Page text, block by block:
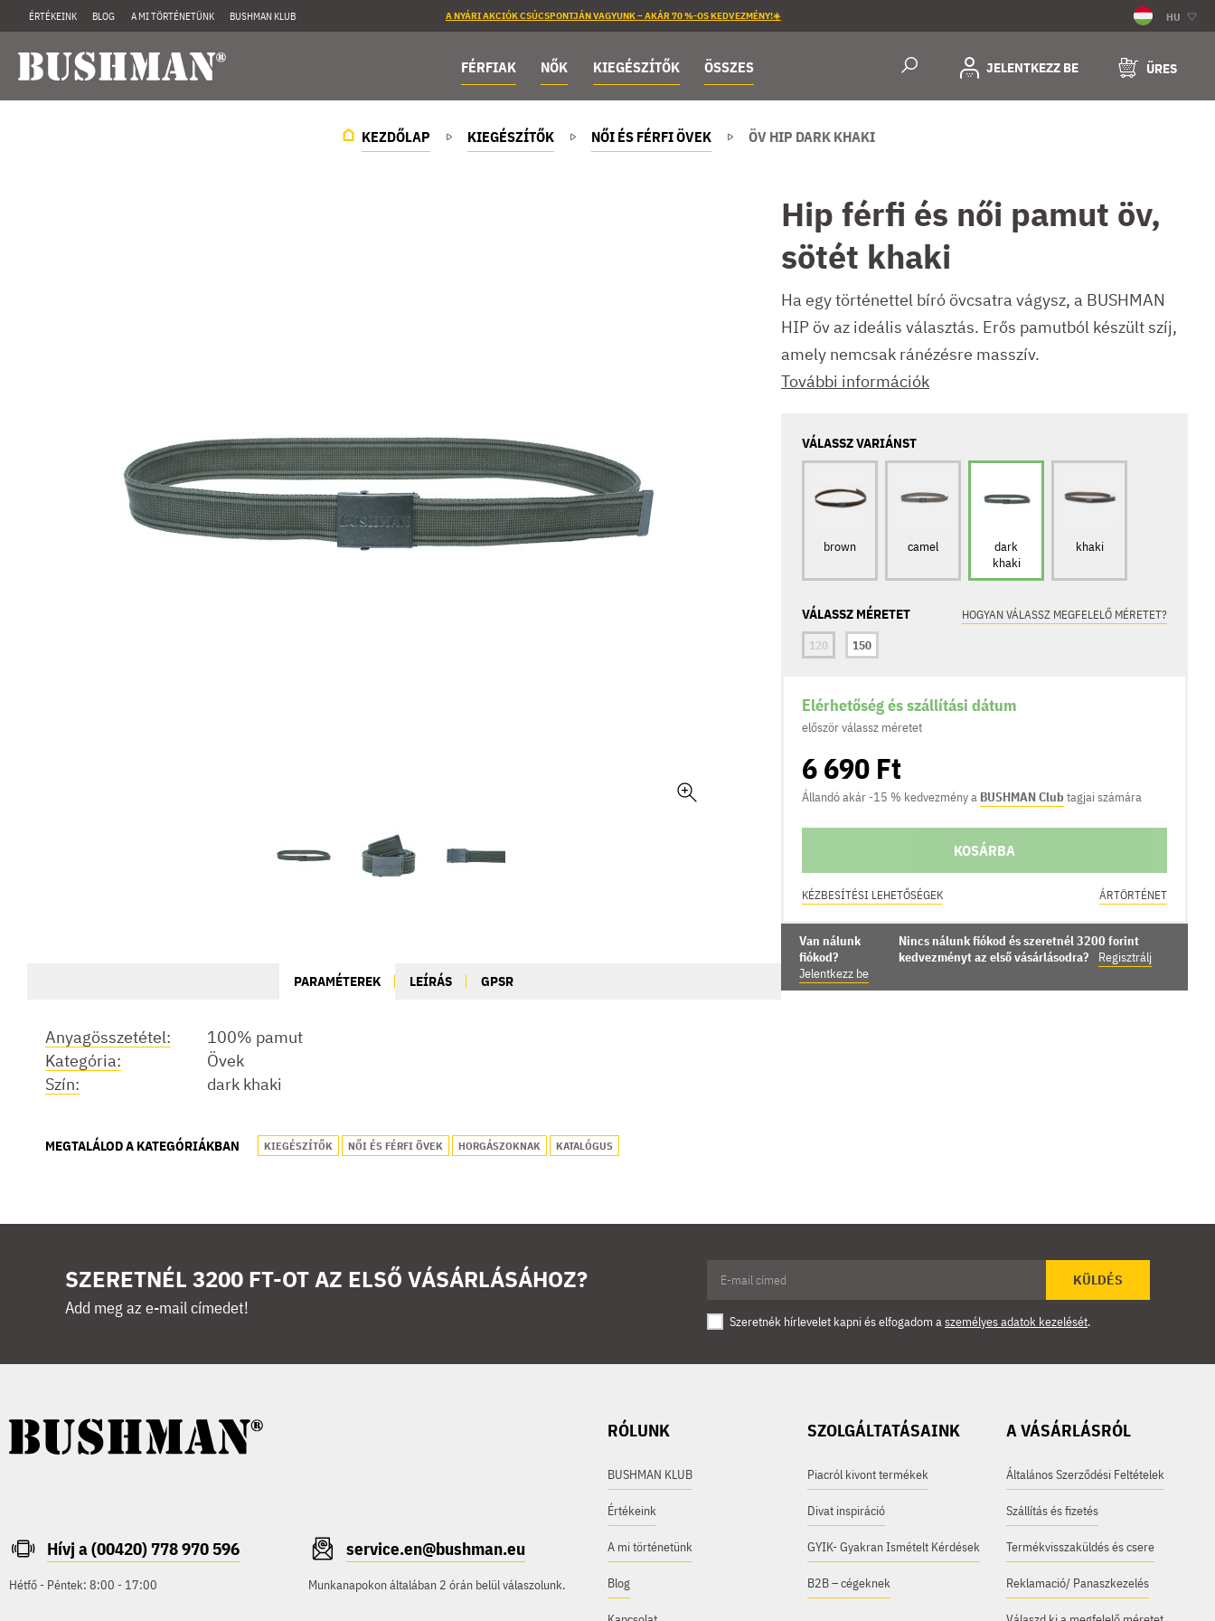
ÉRTÉKEINK BLOG A MI TÖRTÉNETÜNK BUSHMAN KLUB A NYÁRI AKCIÓK CSÚCSPONTJÁN VAGYUNK – AKÁR 70 %-OS KEDVEZMÉNY!☀️ HU
FÉRFIAK NŐK KIEGÉSZÍTŐK ÖSSZES JELENTKEZZ BE ÜRES
KEZDŐLAP KIEGÉSZÍTŐK NŐI ÉS FÉRFI ÖVEK ÖV HIP DARK KHAKI
Hip férfi és női pamut öv,
sötét khaki
Ha egy történettel bíró övcsatra vágysz, a BUSHMAN
HIP öv az ideális választás. Erős pamutból készült szíj,
amely nemcsak ránézésre masszív.
További információk
VÁLASSZ VARIÁNST
brown camel
dark
khaki
khaki
VÁLASSZ MÉRETET
HOGYAN VÁLASSZ MEGFELELŐ MÉRETET?
120
150
Elérhetőség és szállítási dátum
először válassz méretet
6 690 Ft
Állandó akár -15 % kedvezmény a BUSHMAN Clubtagjai számára
KOSÁRBA
KÉZBESÍTÉSI LEHETŐSÉGEK ÁRTÖRTÉNET
Van nálunk
fiókod?
Jelentkezz be
Nincs nálunk fiókod és szeretnél 3200 forint
kedvezményt az első vásárlásodra?
Regisztrálj
PARAMÉTEREK LEÍRÁS GPSR
Anyagösszetétel:
100% pamut
Kategória:
Övek
Szín:
dark khaki
MEGTALÁLOD A KATEGÓRIÁKBAN KIEGÉSZÍTŐK NŐI ÉS FÉRFI ÖVEK HORGÁSZOKNAK KATALÓGUS
SZERETNÉL 3200 FT-OT AZ ELSŐ VÁSÁRLÁSÁHOZ?
Add meg az e-mail címedet!
KÜLDÉS
Szeretnék hírlevelet kapni és elfogadom aszemélyes adatok kezelését.
Hívj a (00420) 778 970 596
Hétfő - Péntek: 8:00 - 17:00
service.en@bushman.eu
Munkanapokon általában 2 órán belül válaszolunk.
RÓLUNK
BUSHMAN KLUB
Értékeink
A mi történetünk
Blog
SZOLGÁLTATÁSAINK
Piacról kivont termékek
Divat inspiráció
GYIK- Gyakran Ismételt Kérdések
B2B – cégeknek
A VÁSÁRLÁSRÓL
Általános Szerződési Feltételek
Szállítás és fizetés
Termékvisszaküldés és csere
Reklamació/ Panaszkezelés